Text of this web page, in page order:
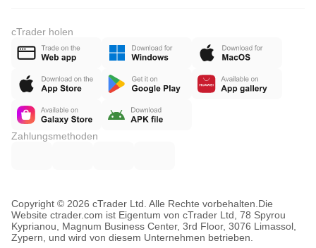
cTrader holen
Zahlungsmethoden
Copyright © 2026 cTrader Ltd. Alle Rechte vorbehalten. Die
Website ctrader.com ist Eigentum von cTrader Ltd, 78 Spyrou
Kyprianou, Magnum Business Center, 3rd Floor, 3076 Limassol,
Zypern, und wird von diesem Unternehmen betrieben.